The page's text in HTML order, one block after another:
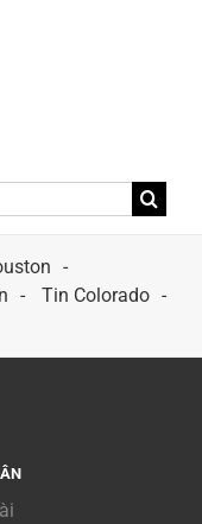
Tin Colorado